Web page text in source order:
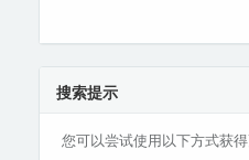
搜索提示
您可以尝试使用以下方式获